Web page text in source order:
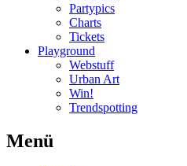
Partypics
Charts
Tickets
Playground
Webstuff
Urban Art
Win!
Trendspotting
Menü